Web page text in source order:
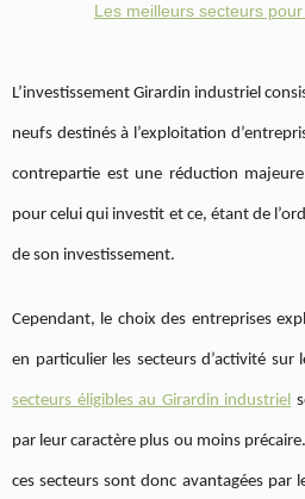
Les meilleurs secteurs pour
L’investissement Girardin industriel
neufs destinés à l’exploitation
contrepartie est une réduction
pour celui qui investit et ce, étant de
de son investissement.
Cependant, le choix des entreprises
en particulier les secteurs d’activité sur
secteurs éligibles au Girardin industriel
par leur caractère plus ou moins
ces secteurs sont donc avantagées par